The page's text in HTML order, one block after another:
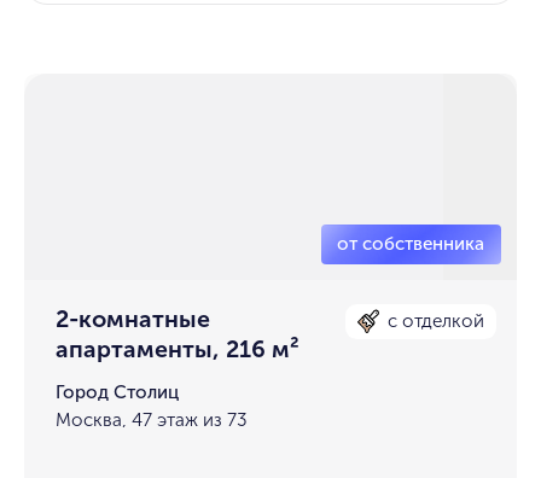
2-комнатные
апартаменты, 216 м²
с отделкой
Город Столиц
Москва, 47 этаж из 73